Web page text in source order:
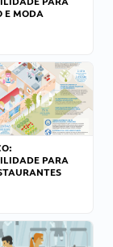
E MODA
PARA